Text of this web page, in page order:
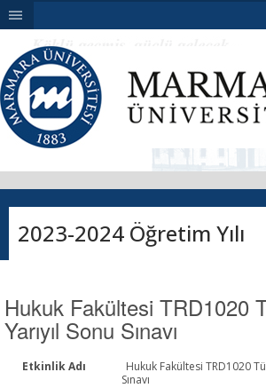
|||
2023-2024 Öğretim Yılı
Hukuk Fakültesi TRD1020
Yarıyıl Sonu Sınavı
Etkinlik Adı
Hukuk Fakültesi TRD1020
Sınavı